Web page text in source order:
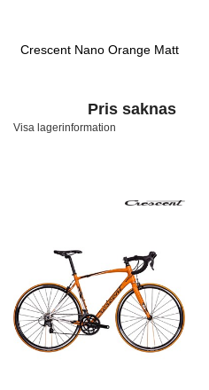
Crescent Nano Orange Matt
Pris saknas
Visa lagerinformation